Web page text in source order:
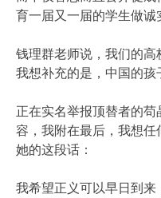
育一届又一届的学生做诚
钱理群老师说，我们的高
我想补充的是，中国的孩
正在实名举报顶替者的
容，我附在最后，我想
她的这段话：
我希望正义可以早日到